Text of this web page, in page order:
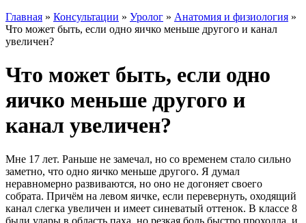
Главная » Консультации » Уролог » Анатомия и физиология »
Что может быть, если одно яичко меньше другого и канал
увеличен?
Что может быть, если одно
яичко меньше другого и
канал увеличен?
Мне 17 лет. Раньше не замечал, но со временем стало сильно
заметно, что одно яичко меньше другого. Я думал
неравномерно развиваются, но оно не догоняет своего
собрата. Причём на левом яичке, если перевернуть, оходящий
канал слегка увеличен и имеет синеватый оттенок. В классе 8
были удары в область паха, но резкая боль быстро проходла, и